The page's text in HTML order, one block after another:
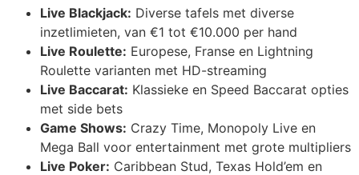
satın al
panel
panel
panel
panel
panel
Live Blackjack: Diverse tafels met diverse
inzetlimieten, van €1 tot €10.000 per hand
Live Roulette: Europese, Franse en Lightning
Roulette varianten met HD-streaming
Live Baccarat: Klassieke en Speed Baccarat opties
met side bets
Game Shows: Crazy Time, Monopoly Live en
Mega Ball voor entertainment met grote multipliers
Live Poker: Caribbean Stud, Texas Hold’em en